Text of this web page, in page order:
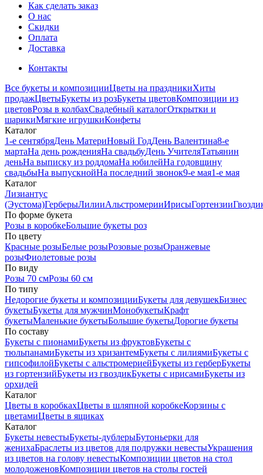
Как сделать заказ
О нас
Скидки
Оплата
Доставка
Контакты
Все букеты и композицииЦветы на праздникиХиты
продажЦветыБукеты из розБукеты цветовКомпозиции из
цветовРозы в колбахСвадебный каталогОткрытки и
шарикиМягкие игрушкиКонфеты
Каталог
1-е сентябряДень МатериНовый ГодДень Валентина8-е
мартаНа день рожденияНа свадьбуДень УчителяТатьянин
деньНа выписку из роддомаНа юбилейНа годовщину
свадьбыНа выпускнойНа последний звонок9-е мая1-е мая
Каталог
Лизиантус
(Эустома)ГерберыЛилииАльстромерииИрисыГортензии
По форме букета
Розы в коробкеБольшие букеты роз
По цвету
Красные розыБелые розыРозовые розыОранжевые
розыФиолетовые розы
По виду
Розы 70 смРозы 60 см
По типу
Недорогие букеты и композицииБукеты для девушекБизнес
букетыБукеты для мужчинМонобукетыКрафт
букетыМаленькие букетыБольшие букетыДорогие букеты
По составу
Букеты с пионамиБукеты из фруктовБукеты с
тюльпанамиБукеты из хризантемБукеты с лилиямиБукеты с
гипсофилойБукеты с альстромериейБукеты из герберБукеты
из гортензийБукеты из гвоздикБукеты с ирисамиБукеты из
орхидей
Каталог
Цветы в коробкахЦветы в шляпной коробкеКорзины с
цветамиЦветы в ящиках
Каталог
Букеты невестыБукеты-дублерыБутоньерки для
женихаБраслеты из цветов для подружки невестыУкрашения
из цветов на голову невестыКомпозиции цветов на стол
молодоженовКомпозиции цветов на столы гостей